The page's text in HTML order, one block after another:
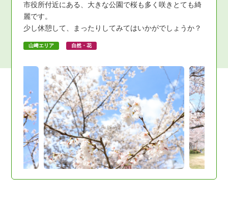
市役所付近にある、大きな公園で桜も多く咲きとても綺
麗です。
少し休憩して、まったりしてみてはいかがでしょうか？
山﨑エリア 自然・花